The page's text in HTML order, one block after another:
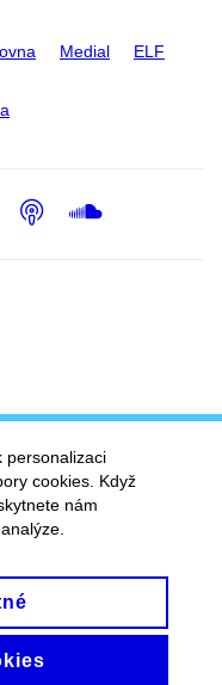
Medial ELF
Podcast
personalizaci
cookies. Když
nám